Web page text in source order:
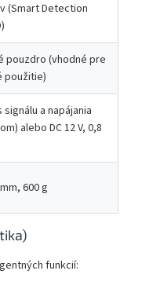
(Smart Detection
pouzdro (vhodné pre
použitie)
signálu a napájania
alebo DC 12 V, 0,8
600 g
funkcií: